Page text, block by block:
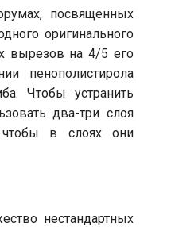
посвященных
оригинального
вырезов на 4/5 его
пенополистирола
Чтобы устранить
два-три слоя
чтобы в слоях они
нестандартных